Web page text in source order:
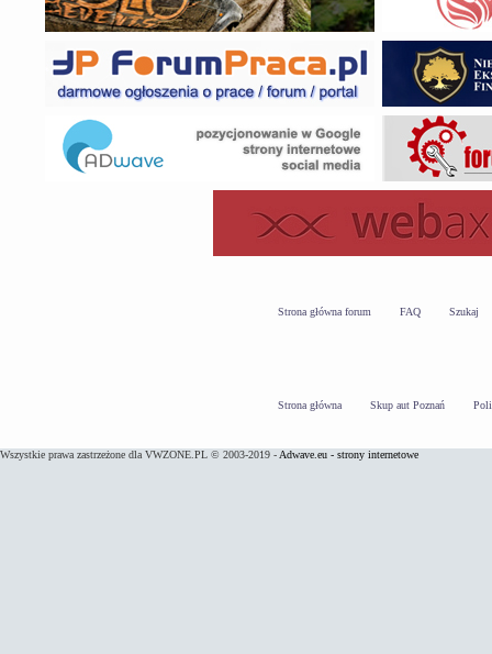
Strona główna forum FAQ Szukaj
Strona główna Skup aut Poznań
Wszystkie prawa zastrzeżone dla VWZONE.PL © 2003-2019 - Adwave.eu - strony internetowe